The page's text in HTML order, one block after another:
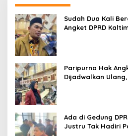
Sudah Dua Kali
Angket DPRD
Paripurna Hak
Dijadwalkan
Ada di Gedung
Justru Tak Hadiri